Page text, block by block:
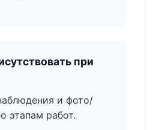
при
и фото/
этапам работ.